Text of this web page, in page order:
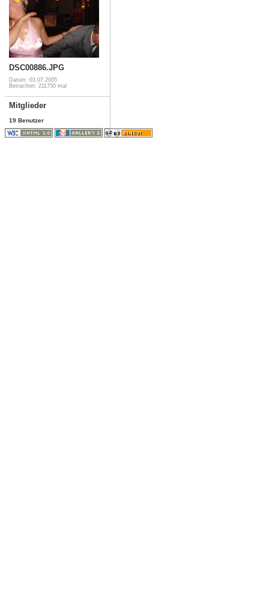
DSC00886.JPG
Datum: 03.07.2005
Betrachtet: 211750 mal
Mitglieder
19 Benutzer